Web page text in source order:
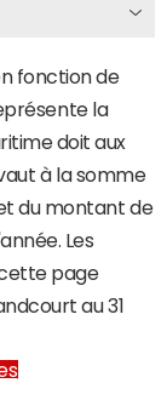
fonction de
la
doit aux
à la somme
du montant de
Les
page
au 31